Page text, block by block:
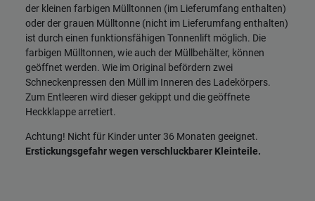
der kleinen farbigen Mülltonnen (im Lieferumfang enthalten)
oder der grauen Mülltonne (nicht im Lieferumfang enthalten)
ist durch einen funktionsfähigen Tonnenlift möglich. Die
farbigen Mülltonnen, wie auch der Müllbehälter, können
geöffnet werden. Wie im Original befördern zwei
Schneckenpressen den Müll im Inneren des Ladekörpers.
Zum Entleeren wird dieser gekippt und die geöffnete
Heckklappe arretiert.
Achtung! Nicht für Kinder unter 36 Monaten geeignet.
Erstickungsgefahr wegen verschluckbarer Kleinteile.